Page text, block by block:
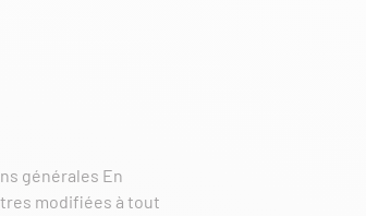
générales En
modifiées à tout